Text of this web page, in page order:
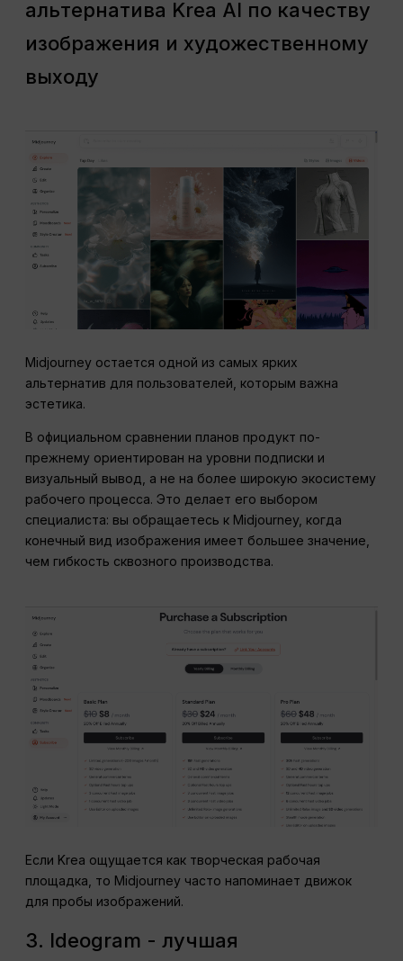
альтернатива Krea AI по качеству
изображения и художественному
выходу
Midjourney остается одной из самых ярких
альтернатив для пользователей, которым важна
эстетика.
В официальном сравнении планов продукт по-
прежнему ориентирован на уровни подписки и
визуальный вывод, а не на более широкую экосистему
рабочего процесса. Это делает его выбором
специалиста: вы обращаетесь к Midjourney, когда
конечный вид изображения имеет большее значение,
чем гибкость сквозного производства.
Если Krea ощущается как творческая рабочая
площадка, то Midjourney часто напоминает движок
для пробы изображений.
3. Ideogram - лучшая